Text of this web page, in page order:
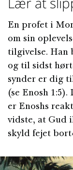
En profet i
om sin
tilgivelse. Han
og til sidst
synder er dig
(se Enosh
er Enoshs
vidste, at Gud
skyld fejet